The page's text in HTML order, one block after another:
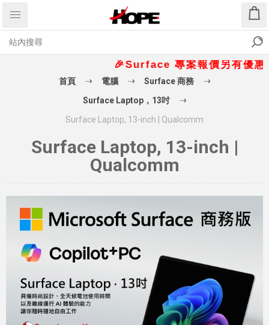
🎉Surface 專案報價另有優
首頁 電腦
Surface 商務
Surface Laptop，13吋
Surface Laptop, 13-inch | Qualcomm
Surface Laptop, 13-inch |
Qualcomm